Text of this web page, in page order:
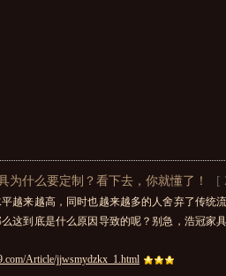
为什么要定制？看下去，你就懂了！ [
越来越高，同时也越来越多的人舍弃了传统
么这到底是什么原因导致的呢？别急，浩冠家
Article/jjwsmydzkx_1.html